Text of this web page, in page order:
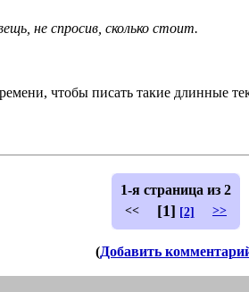
не спросив, сколько стоит.
чтобы писать такие длинные
1-я страница из 2
<< [1] [2] >>
(Добавить